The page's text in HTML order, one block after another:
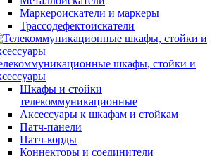
Маркероискатели и маркеры
Трассодефектоискатели
шкафы, стойки и
Шкафы и стойки
телекоммуникационные
Аксессуары к шкафам и стойкам
Патч-панели
Патч-корды
Коннекторы и соединители